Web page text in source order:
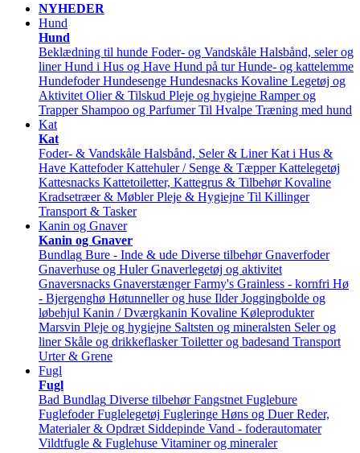
NYHEDER
Hund
Hund
Beklædning til hunde Foder- og Vandskåle Halsbånd, seler og
liner Hund i Hus og Have Hund på tur Hunde- og kattelemme
Hundefoder Hundesenge Hundesnacks Kovaline Legetøj og
Aktivitet Olier & Tilskud Pleje og hygiejne Ramper og
Trapper Shampoo og Parfumer Til Hvalpe Træning med hund
Kat
Kat
Foder- & Vandskåle Halsbånd, Seler & Liner Kat i Hus &
Have Kattefoder Kattehuler / Senge & Tæpper Kattelegetøj
Kattesnacks Kattetoiletter, Kattegrus & Tilbehør Kovaline
Kradsetræer & Møbler Pleje & Hygiejne Til Killinger
Transport & Tasker
Kanin og Gnaver
Kanin og Gnaver
Bundlag Bure - Inde & ude Diverse tilbehør Gnaverfoder
Gnaverhuse og Huler Gnaverlegetøj og aktivitet
Gnaversnacks Gnaverstænger Farmy's Grainless - kornfri Hø
- Bjergenghø Høtunneller og huse Ilder Joggingbolde og
løbehjul Kanin / Dværgkanin Kovaline Køleprodukter
Marsvin Pleje og hygiejne Saltsten og mineralsten Seler og
liner Skåle og drikkeflasker Toiletter og badesand Transport
Urter & Grene
Fugl
Fugl
Bad Bundlag Diverse tilbehør Fangstnet Fuglebure
Fuglefoder Fuglelegetøj Fugleringe Høns og Duer Reder,
Materialer & Opdræt Siddepinde Vand - foderautomater
Vildtfugle & Fuglehuse Vitaminer og mineraler